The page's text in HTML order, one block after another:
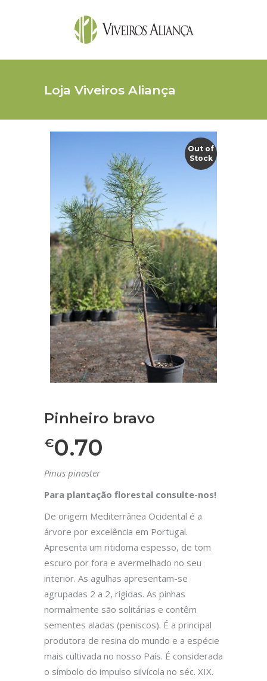
Loja Viveiros Aliança
Out of
Stock
Pinheiro bravo
€0.70
Pinus pinaster
Para plantação florestal consulte-nos!
De origem Mediterrânea Ocidental é a
árvore por excelência em Portugal.
Apresenta um ritidoma espesso, de tom
escuro por fora e avermelhado no seu
interior. As agulhas apresentam-se
agrupadas 2 a 2, rígidas. As pinhas
normalmente são solitárias e contêm
sementes aladas (peniscos). É a principal
produtora de resina do mundo e a espécie
mais cultivada no nosso País. É considerada
o símbolo do impulso silvícola no séc. XIX.